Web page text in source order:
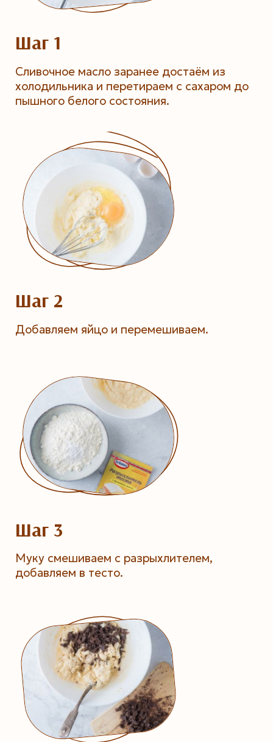
Шаг 1
Сливочное масло заранее достаём из
холодильника и перетираем с сахаром до
пышного белого состояния.
Шаг 2
Добавляем яйцо и перемешиваем.
Шаг 3
Муку смешиваем с разрыхлителем,
добавляем в тесто.